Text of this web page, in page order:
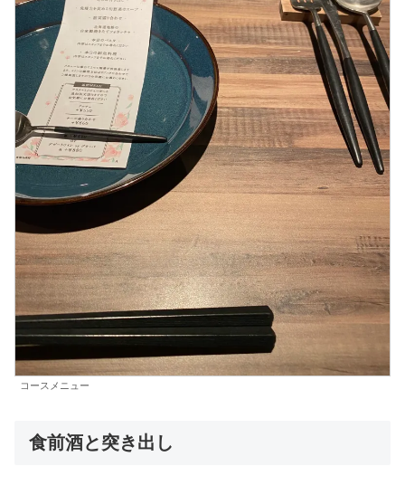
コースメニュー
食前酒と突き出し